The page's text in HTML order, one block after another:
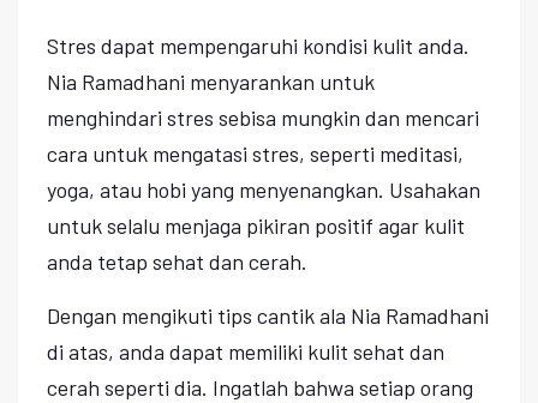
Stres dapat mempengaruhi kondisi kulit anda.
Nia Ramadhani menyarankan untuk
menghindari stres sebisa mungkin dan mencari
cara untuk mengatasi stres, seperti meditasi,
yoga, atau hobi yang menyenangkan. Usahakan
untuk selalu menjaga pikiran positif agar kulit
anda tetap sehat dan cerah.
Dengan mengikuti tips cantik ala Nia Ramadhani
di atas, anda dapat memiliki kulit sehat dan
cerah seperti dia. Ingatlah bahwa setiap orang